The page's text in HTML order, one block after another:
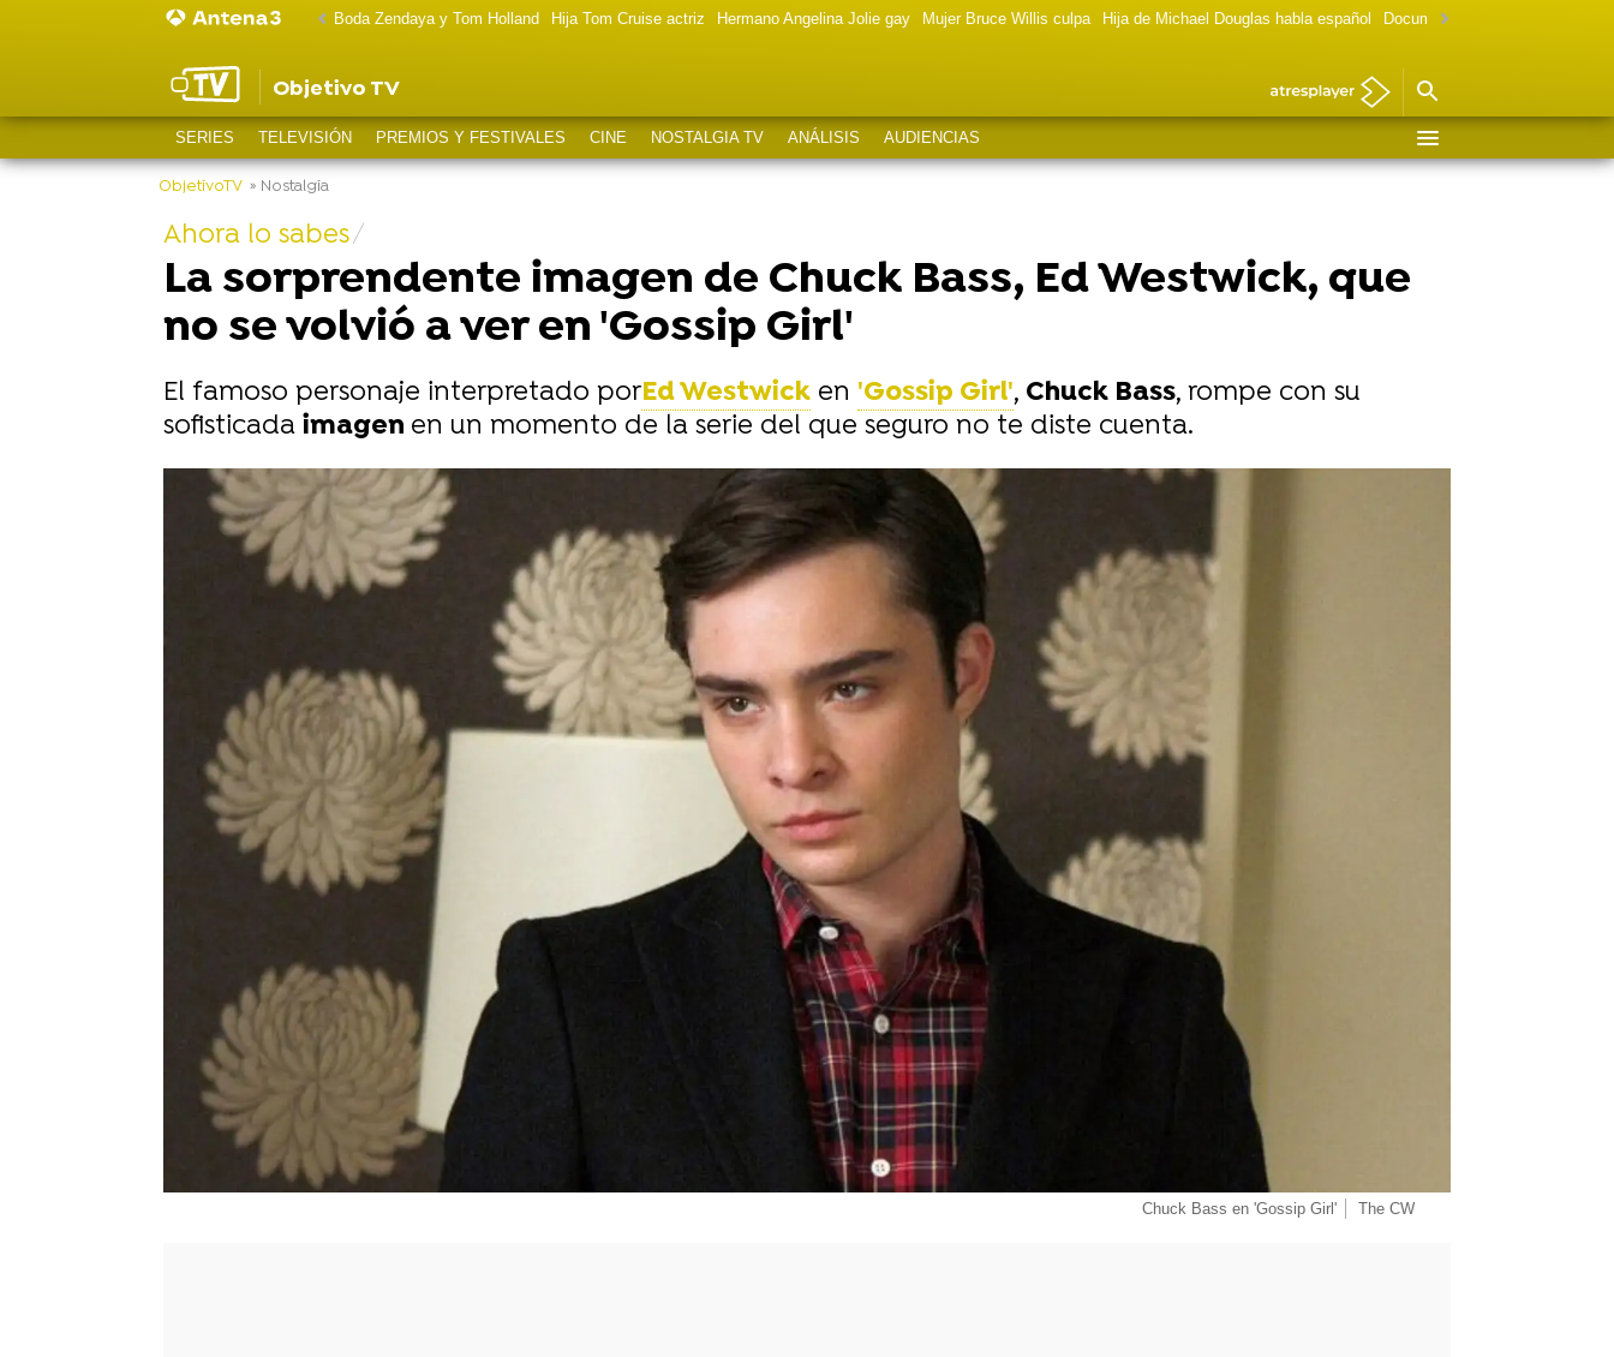
Boda Zendaya y Tom Holland Hija Tom Cruise actriz Hermano Angelina Jolie gay Mujer Bruce Willis culpa Hija de Michael Douglas habla español Documental Las chicas Gilmore
Objetivo TV
SERIES TELEVISIÓN PREMIOS Y FESTIVALES CINE NOSTALGIA TV ANÁLISIS AUDIENCIAS
ObjetivoTV » Nostalgia
Ahora lo sabes
La sorprendente imagen de Chuck Bass, Ed Westwick, que
no se volvió a ver en 'Gossip Girl'
El famoso personaje interpretado porEd Westwick en 'Gossip Girl', Chuck Bass, rompe con su
sofisticada imagen en un momento de la serie del que seguro no te diste cuenta.
-
Chuck Bass en 'Gossip Girl' The CW